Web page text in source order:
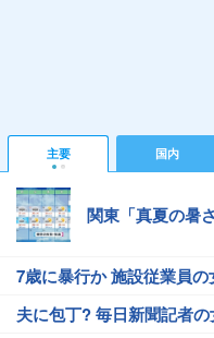
主要 国内
関東「真夏の暑
7歳に暴行か 施設従業員の
夫に包丁? 毎日新聞記者